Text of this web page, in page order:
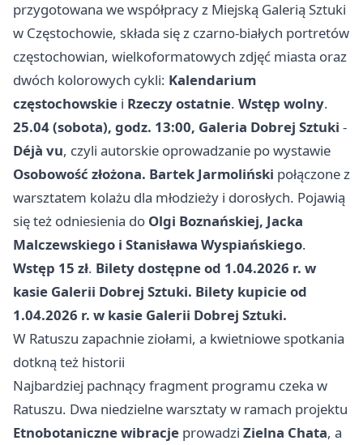
przygotowana we współpracy z Miejską Galerią Sztuki
w Częstochowie, składa się z czarno-białych portretów
częstochowian, wielkoformatowych zdjęć miasta oraz
dwóch kolorowych cykli: Kalendarium
częstochowskie i Rzeczy ostatnie. Wstęp wolny.
25.04 (sobota), godz. 13:00, Galeria Dobrej Sztuki -
Déjà vu, czyli autorskie oprowadzanie po wystawie
Osobowość złożona. Bartek Jarmoliński połączone z
warsztatem kolażu dla młodzieży i dorosłych. Pojawią
się też odniesienia do Olgi Boznańskiej, Jacka
Malczewskiego i Stanisława Wyspiańskiego.
Wstęp 15 zł. Bilety dostępne od 1.04.2026 r. w
kasie Galerii Dobrej Sztuki. Bilety kupicie od
1.04.2026 r. w kasie Galerii Dobrej Sztuki.
W Ratuszu zapachnie ziołami, a kwietniowe spotkania
dotkną też historii
Najbardziej pachnący fragment programu czeka w
Ratuszu. Dwa niedzielne warsztaty w ramach projektu
Etnobotaniczne wibracje prowadzi Zielna Chata, a